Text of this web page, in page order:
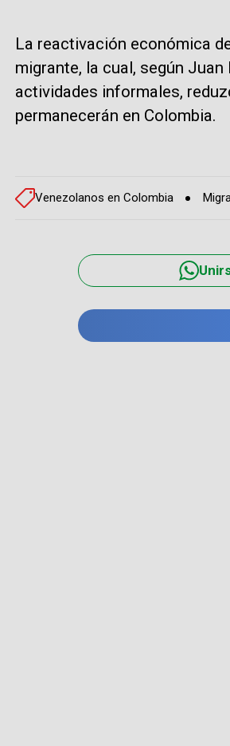
La reactivación económica
migrante, la cual, según
actividades informales,
permanecerán en Colombia.
Venezolanos en Colombia